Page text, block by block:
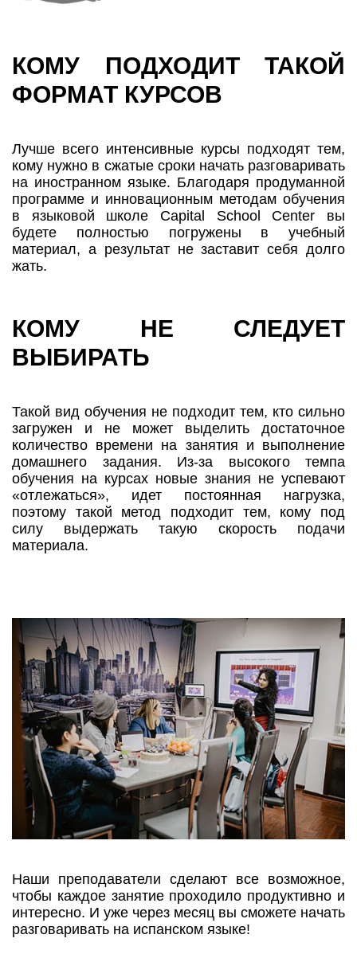
КОМУ ПОДХОДИТ ТАКОЙ
ФОРМАТ КУРСОВ
Лучше всего интенсивные курсы подходят тем,
кому нужно в сжатые сроки начать разговаривать
на иностранном языке. Благодаря продуманной
программе и инновационным методам обучения
в языковой школе Capital School Center вы
будете полностью погружены в учебный
материал, а результат не заставит себя долго
жать.
КОМУ НЕ СЛЕДУЕТ
ВЫБИРАТЬ
Такой вид обучения не подходит тем, кто сильно
загружен и не может выделить достаточное
количество времени на занятия и выполнение
домашнего задания. Из-за высокого темпа
обучения на курсах новые знания не успевают
«отлежаться», идет постоянная нагрузка,
поэтому такой метод подходит тем, кому под
силу выдержать такую скорость подачи
материала.
Наши преподаватели сделают все возможное,
чтобы каждое занятие проходило продуктивно и
интересно. И уже через месяц вы сможете начать
разговаривать на испанском языке!